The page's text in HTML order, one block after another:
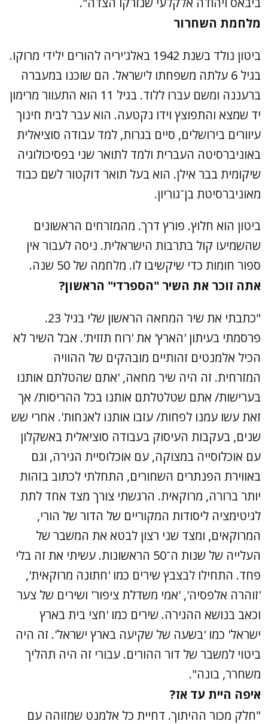
מלחמת השחרור
ביטון נולד בשנת 1942 באלג'יריה להורים ילידי מרוקו.
בגיל 6 עלתה משפחתו לישראל. הם שוכנו במעברה
ברעננה ומשם עברו ללוד. בגיל 11 הוא התעוור מרימון
יד שמצא והתפוצץ וידו נקטעה. הוא עבר לבית חינוך
עיוורים בירושלים, סיים בגרות, למד עבודה סוציאלית
באוניברסיטה העברית ולמד לתואר שני בפסיכולוגיה
שיקומית בבר אילן. הוא בעל תואר דוקטור לשם כבוד
מאוניברסיטת בן־גוריון.
ביטון הוא חלוץ. פורץ דרך. מהמזרחים הראשונים
שהשמיעו קול בתרבות הישראלית. ניסה לעבור אין
ספור חומות כדי שיקשיבו לו. מלחמה של 50 שנה.
אתה זוכר את השיר "הספרדי" הראשון?
"כתבתי את שיר המחאה הראשון שלי בגיל 23.
פרסמתי בעיתון 'הארץ' את 'רוח תזזית'. אבל השיר לא
הכיל אלמנטים זהותיים מובהקים של ההוויה
המזרחית. זה היה שיר מחאה, 'אתם שהטלתם אותנו
בערישות/ אתם שטלטלתם אותנו בכל ההריסות/ אך
זאת עשו עמנו לפחות/ עזבו אותנו לאנחות'. אחרי שש
שנים, בעקבות העיסוק בעבודה סוציאלית באשקלון
עם אוכלוסייה במצוקה, עם אוכלוסיית הגירה, וגם
באווירת הפנתרים השחורים, התחלתי לכתוב בזהות
יותר ברורה, מרוקאית. הרגשתי צורך מצד אחד לתת
לגיטימציה ליסודות המקוריים של הדור של הורי,
המרוקאים, ומצד שני רצון לבטא את המשבר של
העלייה של שנות ה־50 הראשונות. עשיתי את זה בלי
פחד. התחילו לבצבץ שירים כמו 'חתונה מרוקאית',
'זוהרה אלפסיה', 'אמי משדלת ציפור' ושירים של צער
וכאב בנושא ההגירה. שירים כמו 'חצי בית בארץ
ישראל' כמו 'בשעה של שקיעה בארץ ישראל'. זה היה
ביטוי למשבר של דור ההורים. עבורי זה היה תהליך
משחרר, בונה".
איפה היית עד אז?
"חלק מכור ההיתוך. דחיית כל אלמנט שמזוהה עם